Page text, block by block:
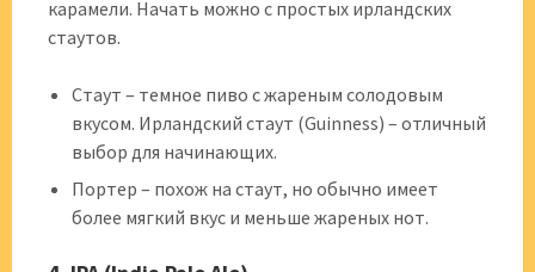
карамели. Начать можно с простых ирландских
стаутов.
Стаут – темное пиво с жареным солодовым
вкусом. Ирландский стаут (Guinness) – отличный
выбор для начинающих.
Портер – похож на стаут, но обычно имеет
более мягкий вкус и меньше жареных нот.